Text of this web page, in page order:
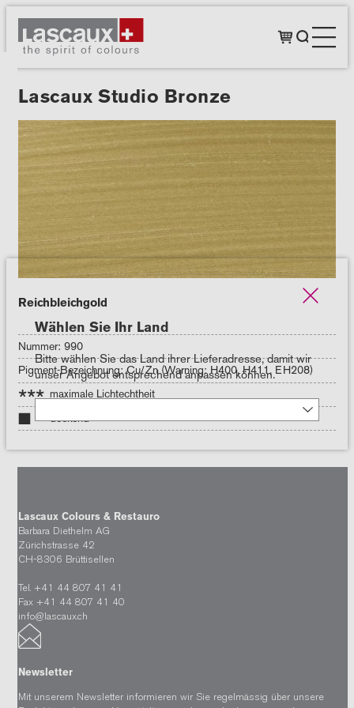
Lascaux Studio Bronze
Reichbleichgold
Nummer: 990
Pigment-Bezeichnung: Cu/Zn (Warning: H400, H411, EH208)
*** maximale Lichtechtheit
deckend
Lascaux Colours & Restauro
Barbara Diethelm AG
Zürichstrasse 42
CH-8306 Brüttisellen
Tel. +41 44 807 41 41
Fax +41 44 807 41 40
info@lascaux.ch
Newsletter
Mit unserem Newsletter informieren wir Sie regelmässig über unsere
Wählen Sie Ihr Land
Bitte wählen Sie das Land ihrer Lieferadresse, damit wir
unser Angebot entsprechend anpassen können.